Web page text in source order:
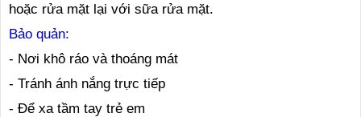
hoặc rửa mặt lại với sữa rửa mặt.
Bảo quản:
- Nơi khô ráo và thoáng mát
- Tránh ánh nắng trực tiếp
- Để xa tầm tay trẻ em